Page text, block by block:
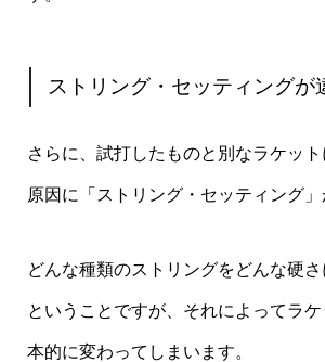
ストリング・セッティングが
さらに、試打したものと別なラケット
原因に「ストリング・セッティング」
どんな種類のストリングをどんな硬
ということですが、それによってラ
本的に変わってしまいます。